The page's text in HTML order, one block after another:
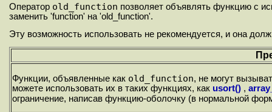
Оператор old_function позволяет объявлять функцию с
заменить 'function' на 'old_function'.
Эту возможность использовать не рекомендуется, и она
Функции, объявленные как old_function, не могут
можете использовать их в таких функциях, как usort() ,
ограничение, написав функцию-оболочку (в нормальной